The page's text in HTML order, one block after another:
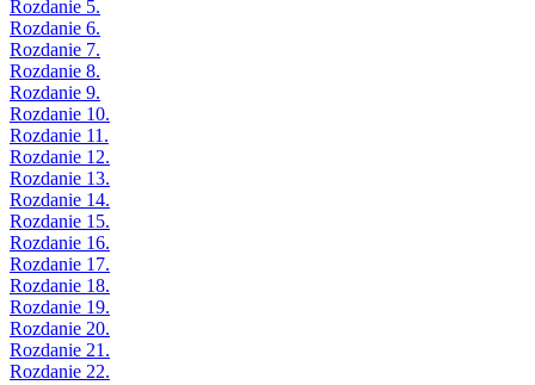
Rozdanie 5.
Rozdanie 6.
Rozdanie 7.
Rozdanie 8.
Rozdanie 9.
Rozdanie 10.
Rozdanie 11.
Rozdanie 12.
Rozdanie 13.
Rozdanie 14.
Rozdanie 15.
Rozdanie 16.
Rozdanie 17.
Rozdanie 18.
Rozdanie 19.
Rozdanie 20.
Rozdanie 21.
Rozdanie 22.